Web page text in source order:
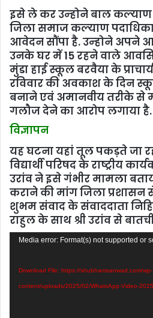
इसे ले कर उन्‍होने बाल कल्‍याण
जिला समाज कल्‍याण
आवेदन सौंपा है. उन्‍होने अपने
उनके घर में 15 रहने वाले
मुंडा हाई स्‍कूल बरवैया के
रविवार की अवकाश के दिन
बनाने एवं अमानवीय तरीके से
गलौज देने का आरोप लगाया है.
विज्ञापन
यह घटना यहां तूल पकड़ते जा
विद्यार्थी परिषद के राष्‍ट्रीय
उरांव ने इसे गंभीर मामला
कराने की मांग जिला
शुभम संवाद के संवाददाता
राहुल के साथ श्री उरांव से
Video
Media error: Format(s) not supported or
Download File: https://shubhamsanwad.com/wp-
content/uploads/2025/02/WhatsApp-Video-